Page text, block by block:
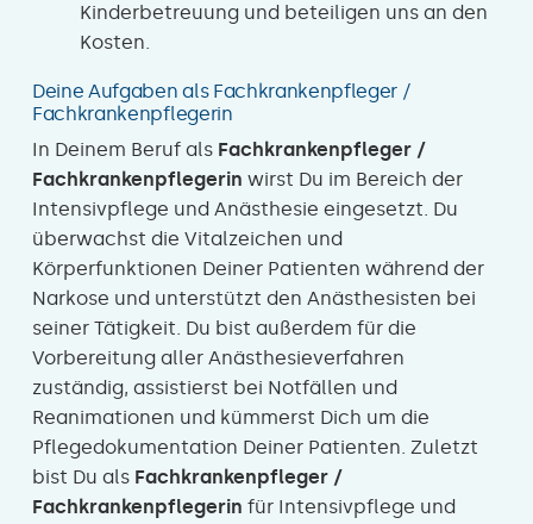
Kinderbetreuung und beteiligen uns an den
Kosten.
Deine Aufgaben als Fachkrankenpfleger /
Fachkrankenpflegerin
In Deinem Beruf als Fachkrankenpfleger /
Fachkrankenpflegerin wirst Du im Bereich der
Intensivpflege und Anästhesie eingesetzt. Du
überwachst die Vitalzeichen und
Körperfunktionen Deiner Patienten während der
Narkose und unterstützt den Anästhesisten bei
seiner Tätigkeit. Du bist außerdem für die
Vorbereitung aller Anästhesieverfahren
zuständig, assistierst bei Notfällen und
Reanimationen und kümmerst Dich um die
Pflegedokumentation Deiner Patienten. Zuletzt
bist Du als Fachkrankenpfleger /
Fachkrankenpflegerin für Intensivpflege und